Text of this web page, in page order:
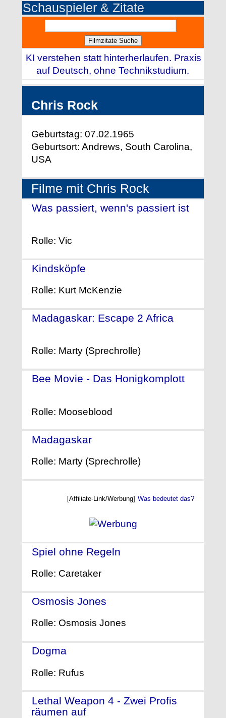
Schauspieler & Zitate
KI verstehen statt hinterherlaufen. Praxis
auf Deutsch, ohne Technikstudium.
Chris Rock
Geburtstag: 07.02.1965
Geburtsort: Andrews, South Carolina,
USA
Filme mit Chris Rock
Was passiert, wenn's passiert ist
Rolle: Vic
Kindsköpfe
Rolle: Kurt McKenzie
Madagaskar: Escape 2 Africa
Rolle: Marty (Sprechrolle)
Bee Movie - Das Honigkomplott
Rolle: Mooseblood
Madagaskar
Rolle: Marty (Sprechrolle)
[Affiliate-Link/Werbung] Was bedeutet das?
Spiel ohne Regeln
Rolle: Caretaker
Osmosis Jones
Rolle: Osmosis Jones
Dogma
Rolle: Rufus
Lethal Weapon 4 - Zwei Profis
räumen auf